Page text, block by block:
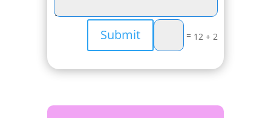
2 + 12
=
Submit